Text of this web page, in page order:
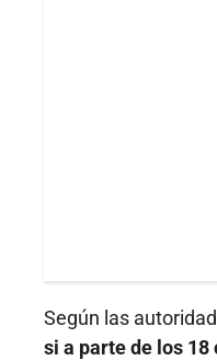
Según las
si a parte de los